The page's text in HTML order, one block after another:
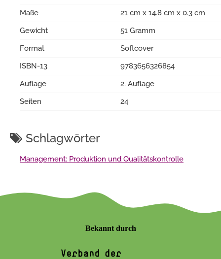
Maße
21 cm x 14.8 cm x 0.3 cm
Gewicht
51 Gramm
Format
Softcover
ISBN-13
9783656326854
Auflage
2. Auflage
Seiten
24
Schlagwörter
Management: Produktion und Qualitätskontrolle
Bekannt durch